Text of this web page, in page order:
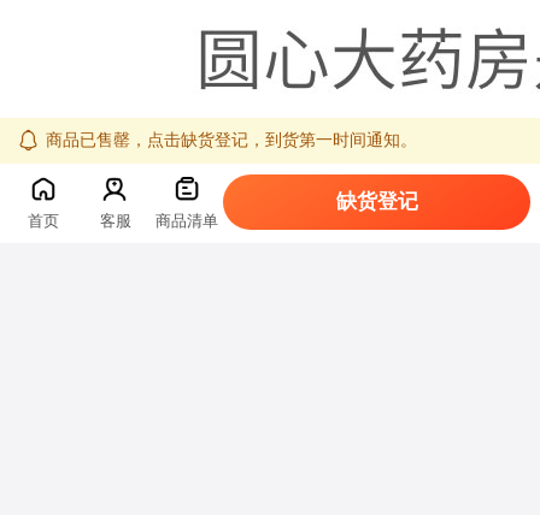
商品已售罄，点击缺货登记，到货第一时间通知。
首页 客服 商品清单
缺货登记